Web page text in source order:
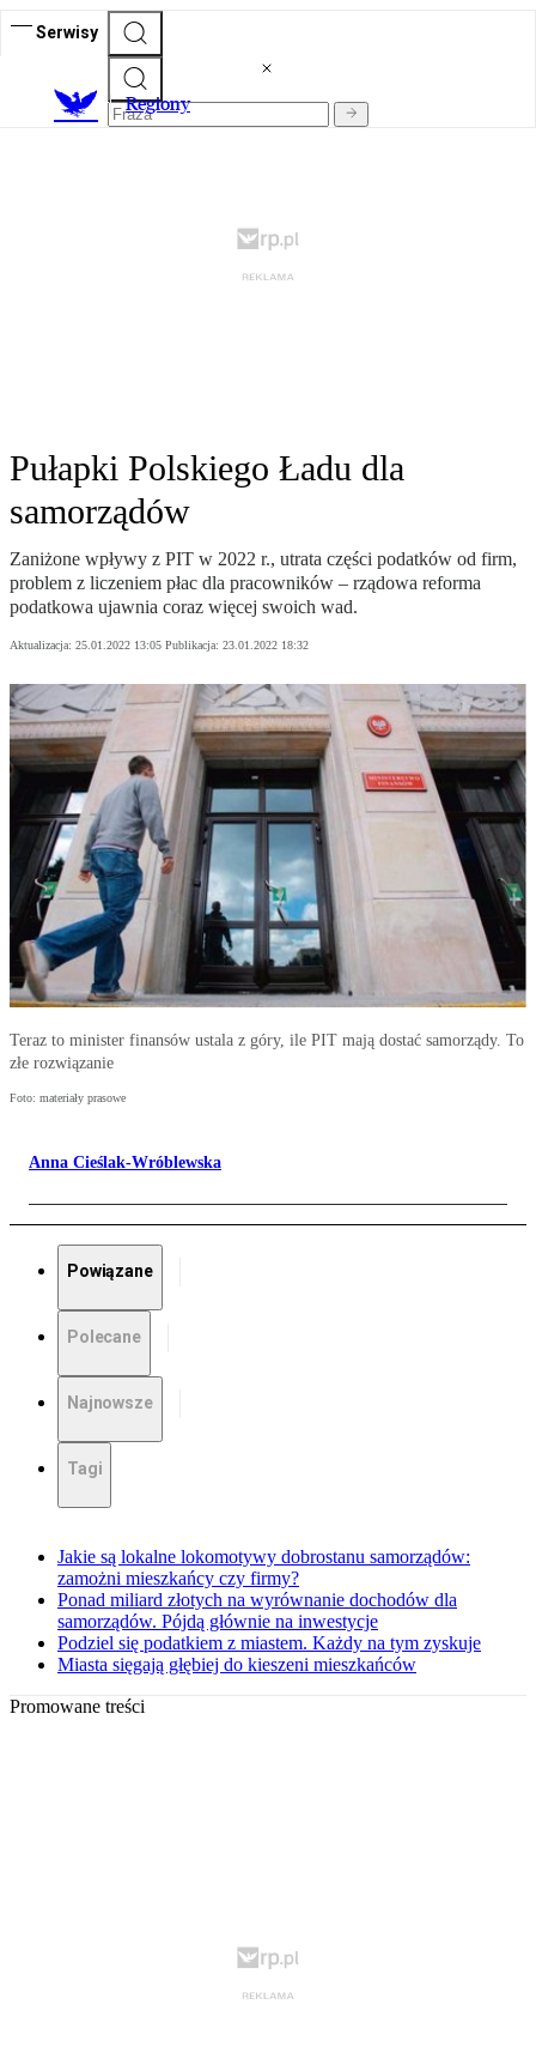
Serwisy
Regiony
Pułapki Polskiego Ładu dla
samorządów
Zaniżone wpływy z PIT w 2022 r., utrata części podatków od firm,
problem z liczeniem płac dla pracowników – rządowa reforma
podatkowa ujawnia coraz więcej swoich wad.
Aktualizacja: 25.01.2022 13:05 Publikacja: 23.01.2022 18:32
Teraz to minister finansów ustala z góry, ile PIT mają dostać samorządy. To
złe rozwiązanie
Foto: materiały prasowe
Anna Cieślak-Wróblewska
Powiązane
Polecane
Najnowsze
Tagi
Jakie są lokalne lokomotywy dobrostanu samorządów:
zamożni mieszkańcy czy firmy?
Ponad miliard złotych na wyrównanie dochodów dla
samorządów. Pójdą głównie na inwestycje
Podziel się podatkiem z miastem. Każdy na tym zyskuje
Miasta sięgają głębiej do kieszeni mieszkańców
Promowane treści